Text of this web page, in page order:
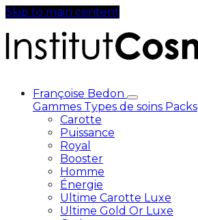
Skip to main content
Françoise Bedon
Gammes Types de soins Packs
Carotte
Puissance
Royal
Booster
Homme
Énergie
Ultime Carotte Luxe
Ultime Gold Or Luxe